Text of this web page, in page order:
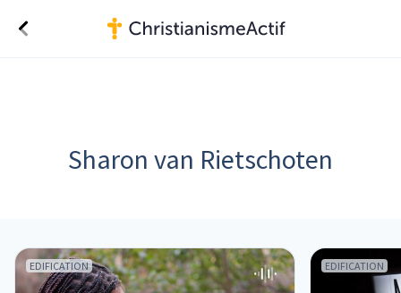
Sharon van Rietschoten
EDIFICATION EDIFICATION